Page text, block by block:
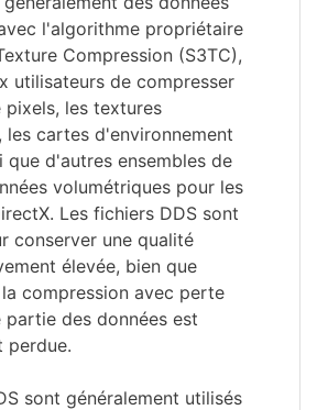
l'algorithme propriétaire
Compression (S3TC),
utilisateurs de compresser
les textures
les cartes d'environnement
que d'autres ensembles de
volumétriques pour les
Les fichiers DDS sont
conserver une qualité
élevée, bien que
compression avec perte
partie des données est
perdue.
sont généralement utilisés